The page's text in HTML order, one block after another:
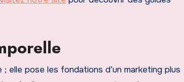
elle pose les fondations d’un marketing plus